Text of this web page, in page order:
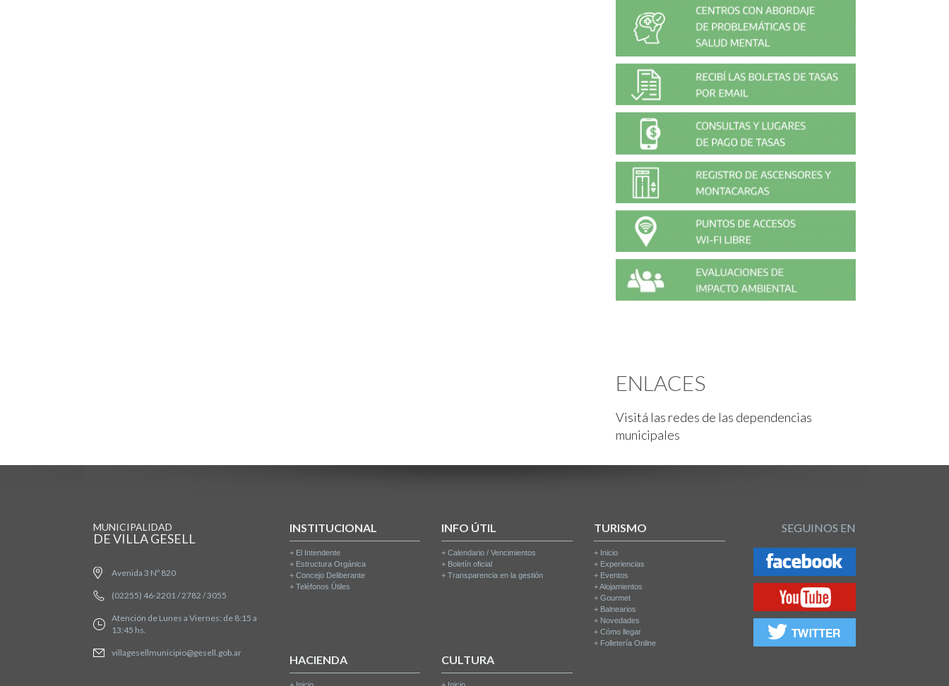
ENLACES
Visitá las redes de las dependencias
municipales
MUNICIPALIDAD
DE VILLA GESELL
Avenida 3 Nº 820
(02255) 46-2201 / 2782 / 3055
Atención de Lunes a Viernes: de 8:15 a
13:45 hs.
villagesellmunicipio@gesell.gob.ar
INSTITUCIONAL
+ El Intendente
+ Estructura Orgánica
+ Concejo Deliberante
+ Teléfonos Útiles
INFO ÚTIL
+Calendario / Vencimientos
+ Boletín oficial
+Transparencia en la gestión
TURISMO
+ Inicio
+ Experiencias
+ Eventos
+Alojamientos
+Gourmet
+ Balnearios
+ Novedades
+Cómo llegar
+ Folletería Online
HACIENDA CULTURA
SEGUINOS EN